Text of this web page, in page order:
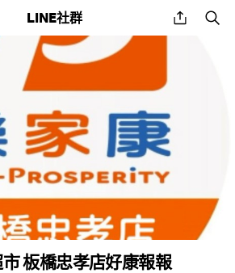
LINE社群 share
板橋忠孝店好康報報